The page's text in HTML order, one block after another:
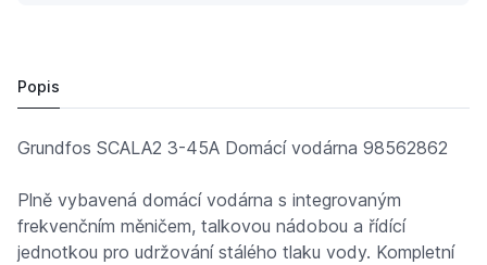
Popis
Grundfos SCALA2 3-45A Domácí vodárna 98562862
Plně vybavená domácí vodárna s integrovaným
frekvenčním měničem, talkovou nádobou a řídící
jednotkou pro udržování stálého tlaku vody. Kompletní